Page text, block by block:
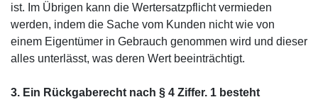
ist. Im Übrigen kann die Wertersatzpflicht vermieden
werden, indem die Sache vom Kunden nicht wie von
einem Eigentümer in Gebrauch genommen wird und dieser
alles unterlässt, was deren Wert beeinträchtigt.
3. Ein Rückgaberecht nach § 4 Ziffer. 1 besteht